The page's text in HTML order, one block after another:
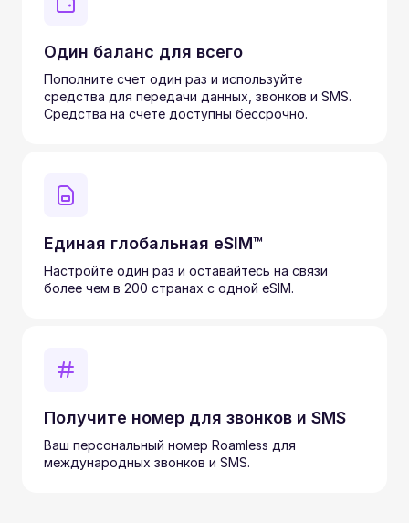
Один баланс для всего
Пополните счет один раз и используйте
средства для передачи данных, звонков и SMS.
Средства на счете доступны бессрочно.
Единая глобальная eSIM™
Настройте один раз и оставайтесь на связи
более чем в 200 странах с одной eSIM.
Получите номер для звонков и SMS
Ваш персональный номер Roamless для
международных звонков и SMS.